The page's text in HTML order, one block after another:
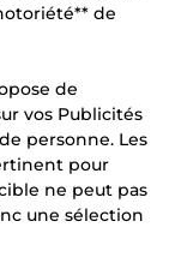
de
de
vos Publicités
personne. Les
pour
ne peut pas
une sélection